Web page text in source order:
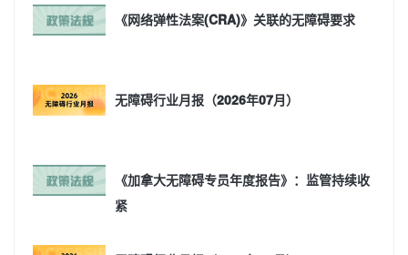
《网络弹性法案(CRA)》关联的无障碍要求
无障碍行业月报（2026年07月）
《加拿大无障碍专员年度报告》：监管持续收
紧